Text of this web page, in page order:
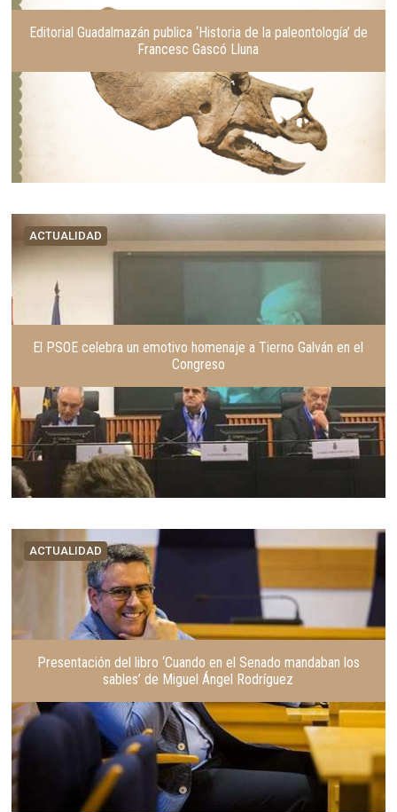
e
Editorial Guadalmazán publica ‘Historia de la paleontología’ de
Francesc Gascó Lluna
ACTUALIDAD
El PSOE celebra un emotivo homenaje a Tierno Galván en el
Congreso
ACTUALIDAD
Presentación del libro ‘Cuando en el Senado mandaban los
sables’ de Miguel Ángel Rodríguez